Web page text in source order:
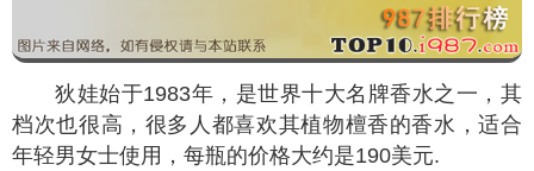
狄娃始于1983年，是世界十大名牌香水之一，其
档次也很高，很多人都喜欢其植物檀香的香水，适合
年轻男女士使用，每瓶的价格大约是190美元.